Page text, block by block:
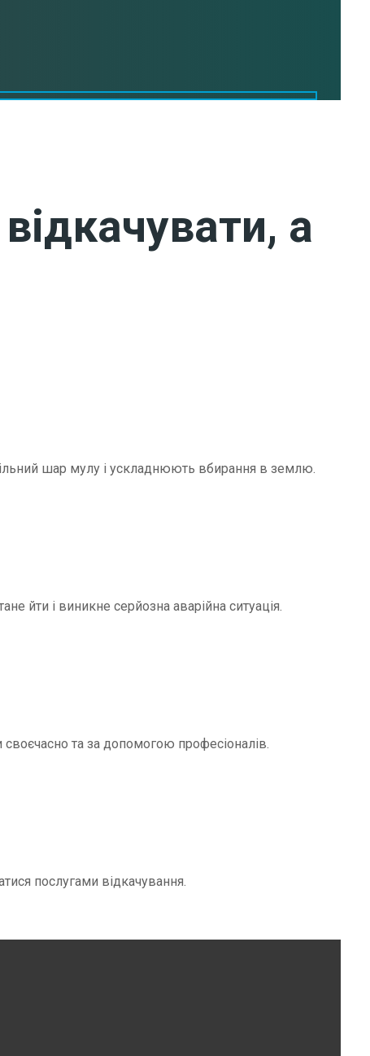
а
шар мулу і ускладнюють вбирання в землю.
йти і виникне серйозна аварійна ситуація.
та за допомогою професіоналів.
послугами відкачування.